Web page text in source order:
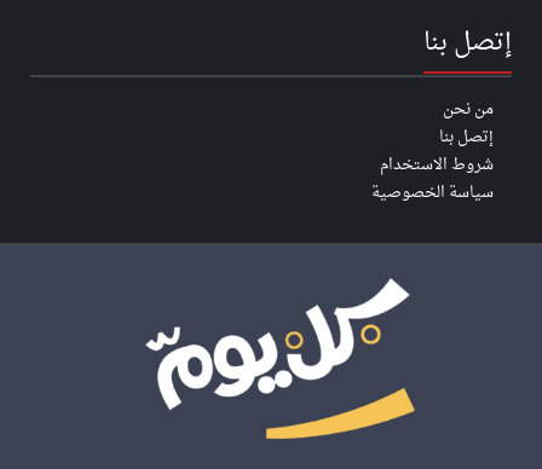
إتصل بنا
من نحن
إتصل بنا
شروط الاستخدام
سياسة الخصوصية